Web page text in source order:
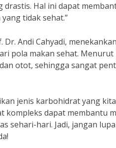
Hal ini dapat
tidak sehat.”
Andi Cahyadi,
pola makan sehat. Menurut
otot, sehingga sangat
jenis karbohidrat yang
dapat membantu
sehari-hari. Jadi, jangan